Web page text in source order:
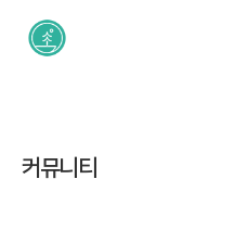
커뮤니티